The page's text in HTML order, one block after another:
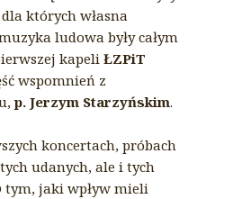
których własna
ludowa były całym
kapeliŁZPiT
wspomnień z
p. Jerzym Starzyńskim.
koncertach, próbach
udanych, ale i tych
tym, jaki wpływ mieli